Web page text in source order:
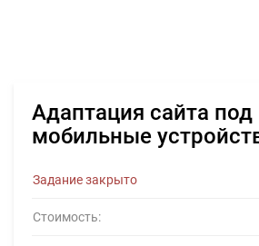
Адаптация сайта под
мобильные
Задание закрыто
Стоимость: